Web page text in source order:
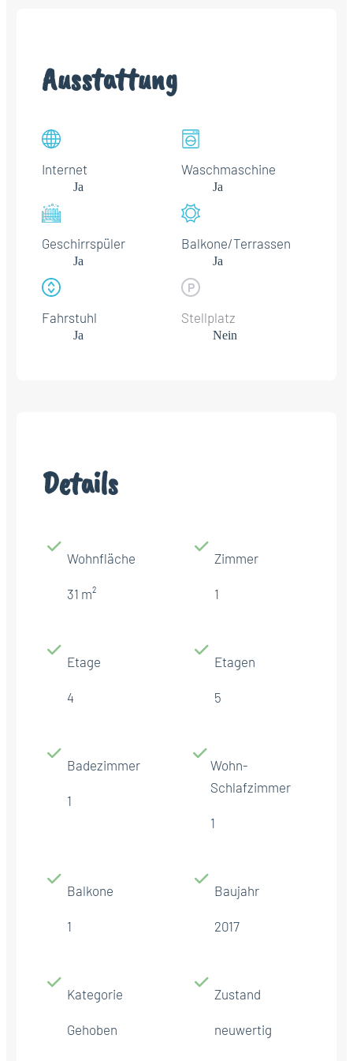
Ausstattung
Internet
Ja
Waschmaschine
Ja
Geschirrspüler
Ja
Balkone/Terrassen
Ja
Fahrstuhl
Ja
Stellplatz
Nein
Details
Wohnfläche
31 m²
Zimmer
1
Etage
4
Etagen
5
Badezimmer
1
Wohn-
Schlafzimmer
1
Balkone
1
Baujahr
2017
Kategorie
Gehoben
Zustand
neuwertig